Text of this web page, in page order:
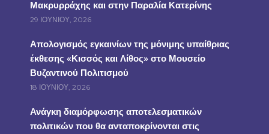
Μακρυρράχης και στην Παραλία Κατερίνης
29 ΙΟΥΝΊΟΥ, 2026
Απολογισμός εγκαινίων της μόνιμης υπαίθριας
έκθεσης «Κισσός και Λίθος» στο Μουσείο
Βυζαντινού Πολιτισμού
18 ΙΟΥΝΊΟΥ, 2026
Ανάγκη διαμόρφωσης αποτελεσματικών
πολιτικών που θα ανταποκρίνονται στις